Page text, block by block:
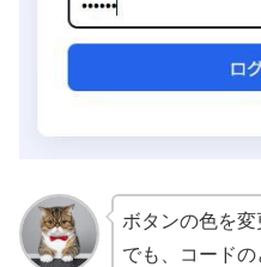
ボタンの色を変
でも、コード